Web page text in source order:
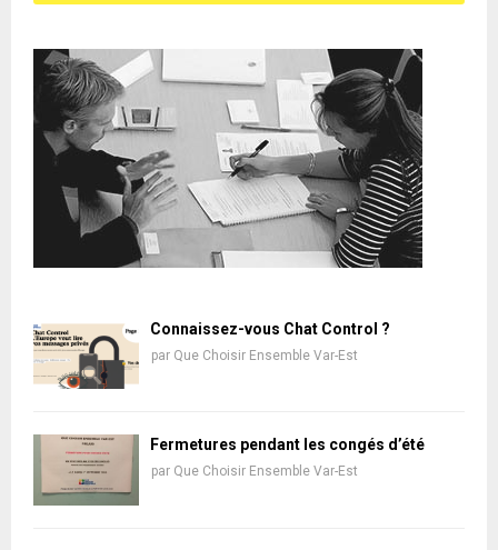
Connaissez-vous Chat Control ?
par Que Choisir Ensemble Var-Est
Fermetures pendant les congés d’été
par Que Choisir Ensemble Var-Est